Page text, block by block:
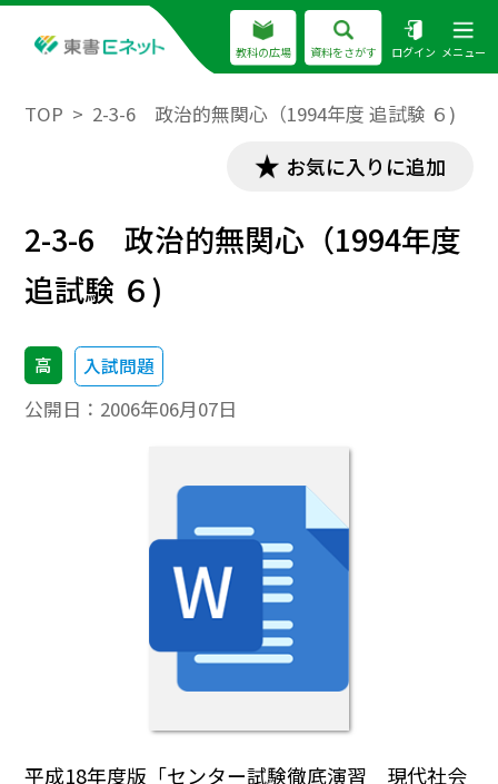
教科の広場 資料をさがす ログイン メニュー
TOP 2-3-6 政治的無関心（1994年度 追試験 ６)
お気に入りに追加
2-3-6 政治的無関心（1994年度
追試験 ６)
高 入試問題
公開日： 2006年06月07日
平成18年度版「センター試験徹底演習 現代社会